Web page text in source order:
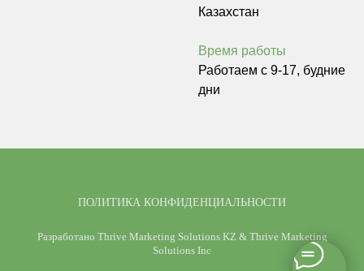
Казахстан
Время работы
Работаем с 9-17, будние
дни
ПОЛИТИКА КОНФИДЕНЦИАЛЬНОСТИ
Разработано Thrive Marketing Solutions KZ & Thrive Marketing
Solutions Inc